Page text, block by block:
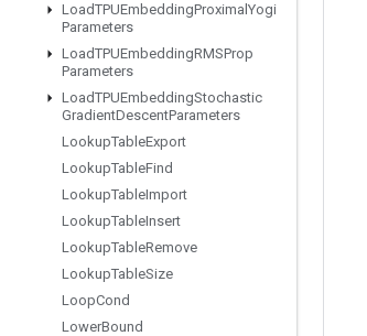
LoadTPUEmbeddingProximal Yogi
Parameters
LoadTPUEmbeddingRMSProp
Parameters
LoadTPUEmbeddingStochastic
GradientDescentParameters
LookupTableExport
LookupTableFind
LookupTableImport
LookupTableInsert
LookupTableRemove
LookupTableSize
LoopCond
LowerBound